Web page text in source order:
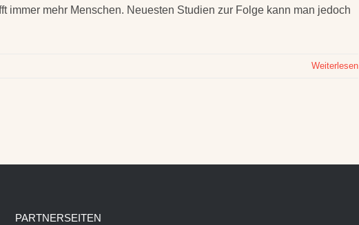
immer mehr Menschen. Neuesten Studien zur Folge kann man jedoch
Weiterlesen
PARTNERSEITEN